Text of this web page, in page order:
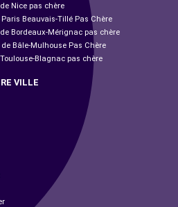
Nice pas chère
Beauvais-Tillé Pas Chère
Bordeaux-Mérignac pas chère
Bâle-Mulhouse Pas Chère
Blagnac pas chère
VILLE